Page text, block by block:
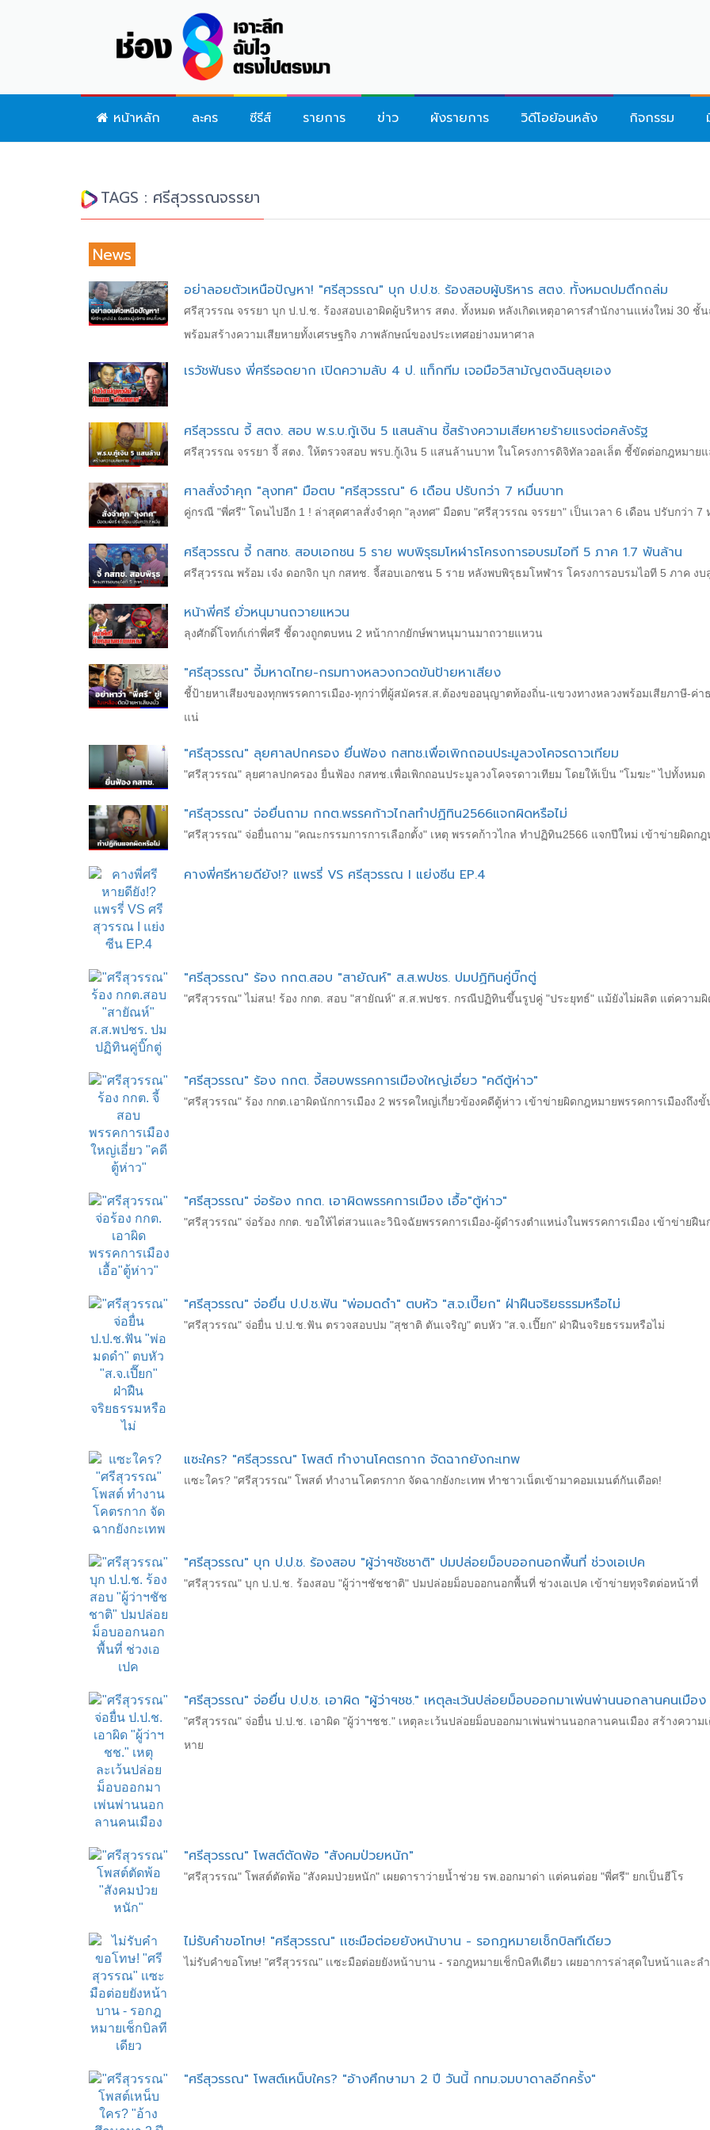
หน้าหลัก ละคร ซีรีส์ รายการ ข่าว ผังรายการ วิดีโอย้อนหลัง กิจกรรม
TAGS : ศรีสุวรรณจรรยา
News
อย่าลอยตัวเหนือปัญหา! "ศรีสุวรรณ" บุก ป.ป.ช. ร้องสอบผู้บริหาร สตง. ทั้งหมดปมตึกถล่ม
ศรีสุวรรณ จรรยา บุก ป.ป.ช. ร้องสอบเอาผิดผู้บริหาร สตง. ทั้งหมด หลังเกิดเหตุอาคารสำนักงานแห่งใหม่ 30
พร้อมสร้างความเสียหายทั้งเศรษฐกิจ ภาพลักษณ์ของประเทศอย่างมหาศาล
เรวัชฟันธง พี่ศรีรอดยาก เปิดความลับ 4 ป. แท็กทีม เจอมือวิสามัญตงฉินลุยเอง
ศรีสุวรรณ จี้ สตง. สอบ พ.ร.บ.กู้เงิน 5 แสนล้าน ชี้สร้างความเสียหายร้ายแรงต่อคลังรัฐ
ศรีสุวรรณ จรรยา จี้ สตง. ให้ตรวจสอบ พรบ.กู้เงิน 5 แสนล้านบาท ในโครงการดิจิทัลวอลเล็ต ชี้ขัดต่อกฎหมายแ
ศาลสั่งจำคุก "ลุงทศ" มือตบ "ศรีสุวรรณ" 6 เดือน ปรับกว่า 7 หมื่นบาท
คู่กรณี "พี่ศรี" โดนไปอีก 1 ! ล่าสุดศาลสั่งจำคุก "ลุงทศ" มือตบ "ศรีสุวรรณ จรรยา" เป็นเวลา 6 เดือน ปรับกว่า
ศรีสุวรรณ จี้ กสทช. สอบเอกชน 5 ราย พบพิรุธมโหฬารโครงการอบรมไอที 5 ภาค 1.7 พันล้าน
ศรีสุวรรณ พร้อม เจ๋ง ดอกจิก บุก กสทช. จี้สอบเอกชน 5 ราย หลังพบพิรุธมโหฬาร โครงการอบรมไอที 5 ภาค ง
หน้าพี่ศรี ยั่วหนุมานถวายแหวน
ลุงศักดิ์โจทก์เก่าพี่ศรี ชี้ดวงถูกตบหน 2 หน้ากากยักษ์พาหนุมานมาถวายแหวน
"ศรีสุวรรณ" จี้มหาดไทย-กรมทางหลวงกวดขันป้ายหาเสียง
ชี้ป้ายหาเสียงของทุกพรรคการเมือง-ทุกว่าที่ผู้สมัครส.ส.ต้องขออนุญาตท้องถิ่น-แขวงทางหลวงพร้อมเสียภาษี-ค่
แน่
"ศรีสุวรรณ" ลุยศาลปกครอง ยื่นฟ้อง กสทช.เพื่อเพิกถอนประมูลวงโคจรดาวเทียม
"ศรีสุวรรณ" ลุยศาลปกครอง ยื่นฟ้อง กสทช.เพื่อเพิกถอนประมูลวงโคจรดาวเทียม โดยให้เป็น "โมฆะ" ไปทั้งหมด
"ศรีสุวรรณ" จ่อยื่นถาม กกต.พรรคก้าวไกลทำปฏิทิน2566แจกผิดหรือไม่
"ศรีสุวรรณ" จ่อยื่นถาม "คณะกรรมการการเลือกตั้ง" เหตุ พรรคก้าวไกล ทำปฏิทิน2566 แจกปีใหม่ เข้าข่ายผิดกฎ
คางพี่ศรีหายดียัง!? แพรรี่ VS ศรีสุวรรณ I แย่งซีน EP.4
"ศรีสุวรรณ" ร้อง กกต.สอบ "สายัณห์" ส.ส.พปชร. ปมปฏิทินคู่บิ๊กตู่
"ศรีสุวรรณ" ไม่สน! ร้อง กกต. สอบ "สายัณห์" ส.ส.พปชร. กรณีปฏิทินขึ้นรูปคู่ "ประยุทธ์" แม้ยังไม่ผลิต แต่ความผิ
"ศรีสุวรรณ" ร้อง กกต. จี้สอบพรรคการเมืองใหญ่เอี่ยว "คดีตู้ห่าว"
"ศรีสุวรรณ" ร้อง กกต.เอาผิดนักการเมือง 2 พรรคใหญ่เกี่ยวข้องคดีตู้ห่าว เข้าข่ายผิดกฎหมายพรรคการเมืองถึง
"ศรีสุวรรณ" จ่อร้อง กกต. เอาผิดพรรคการเมือง เอื้อ"ตู้ห่าว"
"ศรีสุวรรณ" จ่อร้อง กกต. ขอให้ไต่สวนและวินิจฉัยพรรคการเมือง-ผู้ดำรงตำแหน่งในพรรคการเมือง เข้าข่ายฝืน
"ศรีสุวรรณ" จ่อยื่น ป.ป.ช.ฟัน "พ่อมดดำ" ตบหัว "ส.จ.เปี๊ยก" ฝ่าฝืนจริยธรรมหรือไม่
"ศรีสุวรรณ" จ่อยื่น ป.ป.ช.ฟัน ตรวจสอบปม "สุชาติ ตันเจริญ" ตบหัว "ส.จ.เปี๊ยก" ฝ่าฝืนจริยธรรมหรือไม่
แซะใคร? "ศรีสุวรรณ" โพสต์ ทำงานโคตรกาก จัดฉากยังกะเทพ
แซะใคร? "ศรีสุวรรณ" โพสต์ ทำงานโคตรกาก จัดฉากยังกะเทพ ทำชาวเน็ตเข้ามาคอมเมนต์กันเดือด!
"ศรีสุวรรณ" บุก ป.ป.ช. ร้องสอบ "ผู้ว่าฯชัชชาติ" ปมปล่อยม็อบออกนอกพื้นที่ ช่วงเอเปค
"ศรีสุวรรณ" บุก ป.ป.ช. ร้องสอบ "ผู้ว่าฯชัชชาติ" ปมปล่อยม็อบออกนอกพื้นที่ ช่วงเอเปค เข้าข่ายทุจริตต่อหน้าที่
"ศรีสุวรรณ" จ่อยื่น ป.ป.ช. เอาผิด "ผู้ว่าฯชช." เหตุละเว้นปล่อยม็อบออกมาเพ่นพ่านนอกลานคนเมือง
"ศรีสุวรรณ" จ่อยื่น ป.ป.ช. เอาผิด "ผู้ว่าฯชช." เหตุละเว้นปล่อยม็อบออกมาเพ่นพ่านนอกลานคนเมือง สร้างควา
หาย
"ศรีสุวรรณ" โพสต์ตัดพ้อ "สังคมป่วยหนัก"
"ศรีสุวรรณ" โพสต์ตัดพ้อ "สังคมป่วยหนัก" เผยดาราว่ายน้ำช่วย รพ.ออกมาด่า แต่คนต่อย "พี่ศรี" ยกเป็นฮีโร
ไม่รับคำขอโทษ! "ศรีสุวรรณ" เเซะมือต่อยยังหน้าบาน - รอกฎหมายเช็กบิลทีเดียว
ไม่รับคำขอโทษ! "ศรีสุวรรณ" เเซะมือต่อยยังหน้าบาน - รอกฎหมายเช็กบิลทีเดียว เผยอาการล่าสุดใบหน้าและล
"ศรีสุวรรณ" โพสต์เหน็บใคร? "อ้างศึกษามา 2 ปี วันนี้ กทม.จมบาดาลอีกครั้ง"